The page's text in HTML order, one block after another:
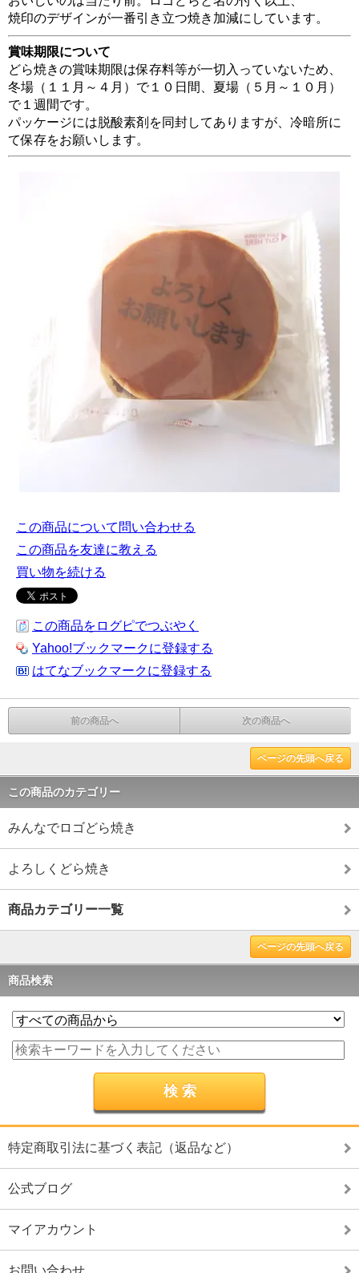
焼印のデザインが一番引き立つ焼き加減にしています。
賞味期限について
どら焼きの賞味期限は保存料等が一切入っていないため、
冬場（１１月～４月）で１０日間、夏場（５月～１０月）
で１週間です。
パッケージには脱酸素剤を同封してありますが、冷暗所に
て保存をお願いします。
この商品について問い合わせる
この商品を友達に教える
買い物を続ける
この商品をログピでつぶやく
Yahoo!ブックマークに登録する
はてなブックマークに登録する
前の商品へ 次の商品へ
ページの先頭へ戻る
この商品のカテゴリー
みんなでロゴどら焼き
よろしくどら焼き
商品カテゴリー一覧
ページの先頭へ戻る
商品検索
特定商取引法に基づく表記（返品など）
公式ブログ
マイアカウント
お問い合わせ